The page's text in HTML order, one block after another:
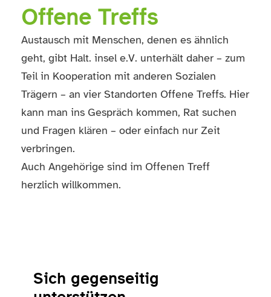
Offene Treffs
Austausch mit Menschen, denen es ähnlich
geht, gibt Halt. insel e.V. unterhält daher – zum
Teil in Kooperation mit anderen Sozialen
Trägern – an vier Standorten Offene Treffs. Hier
kann man ins Gespräch kommen, Rat suchen
und Fragen klären – oder einfach nur Zeit
verbringen.
Auch Angehörige sind im Offenen Treff
herzlich willkommen.
Sich gegenseitig